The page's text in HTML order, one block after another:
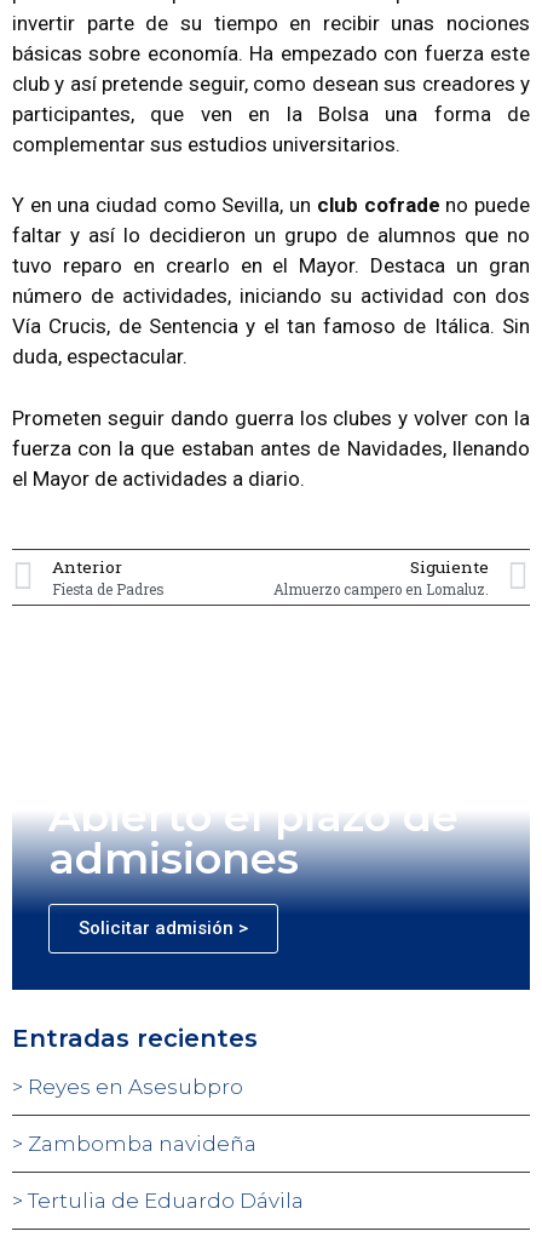
invertir parte de su tiempo en recibir unas nociones
básicas sobre economía. Ha empezado con fuerza este
club y así pretende seguir, como desean sus creadores y
participantes, que ven en la Bolsa una forma de
complementar sus estudios universitarios.
Y en una ciudad como Sevilla, un club cofrade no puede
faltar y así lo decidieron un grupo de alumnos que no
tuvo reparo en crearlo en el Mayor. Destaca un gran
número de actividades, iniciando su actividad con dos
Vía Crucis, de Sentencia y el tan famoso de Itálica. Sin
duda, espectacular.
Prometen seguir dando guerra los clubes y volver con la
fuerza con la que estaban antes de Navidades, llenando
el Mayor de actividades a diario.
Anterior
Fiesta de Padres
Siguiente
Almuerzo campero en Lomaluz.
Abierto el plazo de
admisiones
Solicitar admisión >
Entradas recientes
Reyes en Asesubpro
Zambomba navideña
Tertulia de Eduardo Dávila